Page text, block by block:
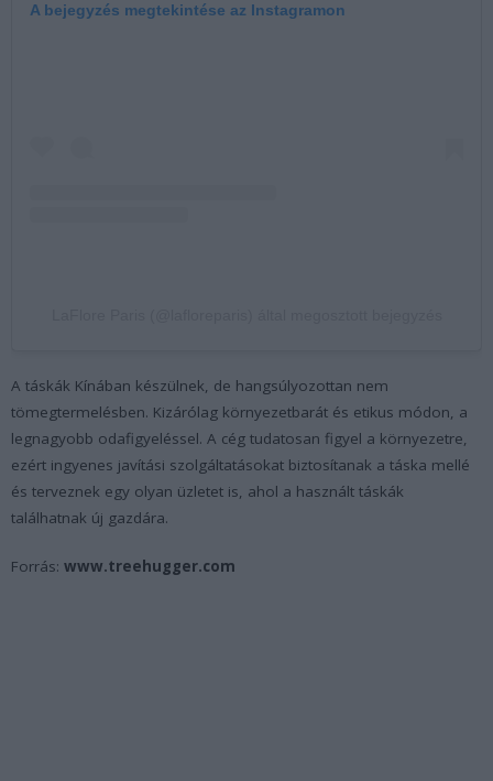
A bejegyzés megtekintése az Instagramon
A táskák Kínában készülnek, de hangsúlyozottan nem
tömegtermelésben. Kizárólag környezetbarát és etikus módon, a
legnagyobb odafigyeléssel. A cég tudatosan figyel a környezetre,
ezért ingyenes javítási szolgáltatásokat biztosítanak a táska mellé
és terveznek egy olyan üzletet is, ahol a használt táskák
találhatnak új gazdára.
Forrás: www.treehugger.com